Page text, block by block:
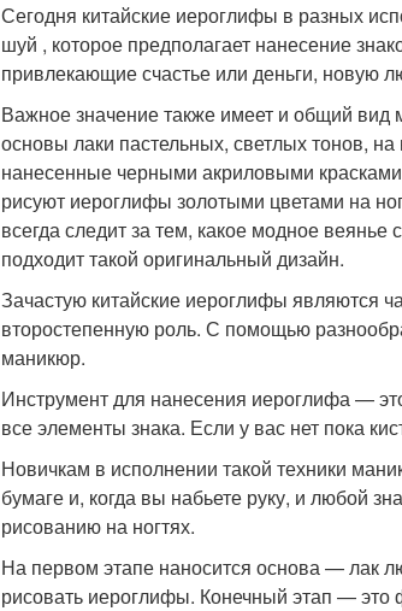
Сегодня китайские иероглифы в разных
шуй , которое предполагает нанесение
привлекающие счастье или деньги, новую
Важное значение также имеет и общий вид
основы лаки пастельных, светлых тонов,
нанесенные черными акриловыми
рисуют иероглифы золотыми цветами на
всегда следит за тем, какое модное веянье
подходит такой оригинальный дизайн.
Зачастую китайские иероглифы являются
второстепенную роль. С помощью
маникюр.
Инструмент для нанесения иероглифа —
все элементы знака. Если у вас нет пока
Новичкам в исполнении такой техники
бумаге и, когда вы набьете руку, и любой
рисованию на ногтях.
На первом этапе наносится основа — лак
рисовать иероглифы. Конечный этап —